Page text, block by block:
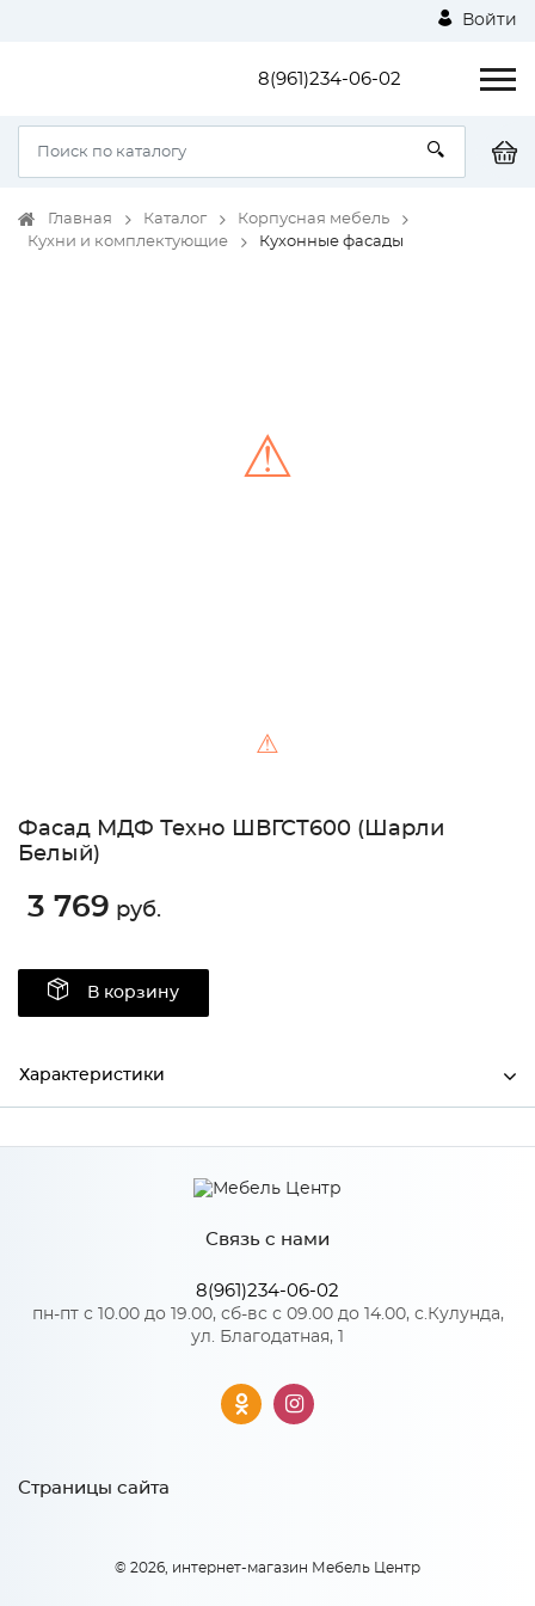
Войти
8(961)234-06-02
Главная Каталог
Корпусная мебель
Кухни и комплектующие
Кухонные фасады
⚠
⚠
Фасад МДФ Техно ШВГСТ600 (Шарли
Белый)
3 769 руб.
В корзину
Характеристики
Производитель МиФ
Количество упаковок: 1
Связь с нами
8(961)234-06-02
пн-пт с 10.00 до 19.00, сб-вс с 09.00 до 14.00, с.Кулунда,
ул. Благодатная, 1
Страницы сайта
© 2026, интернет-магазин Мебель Центр